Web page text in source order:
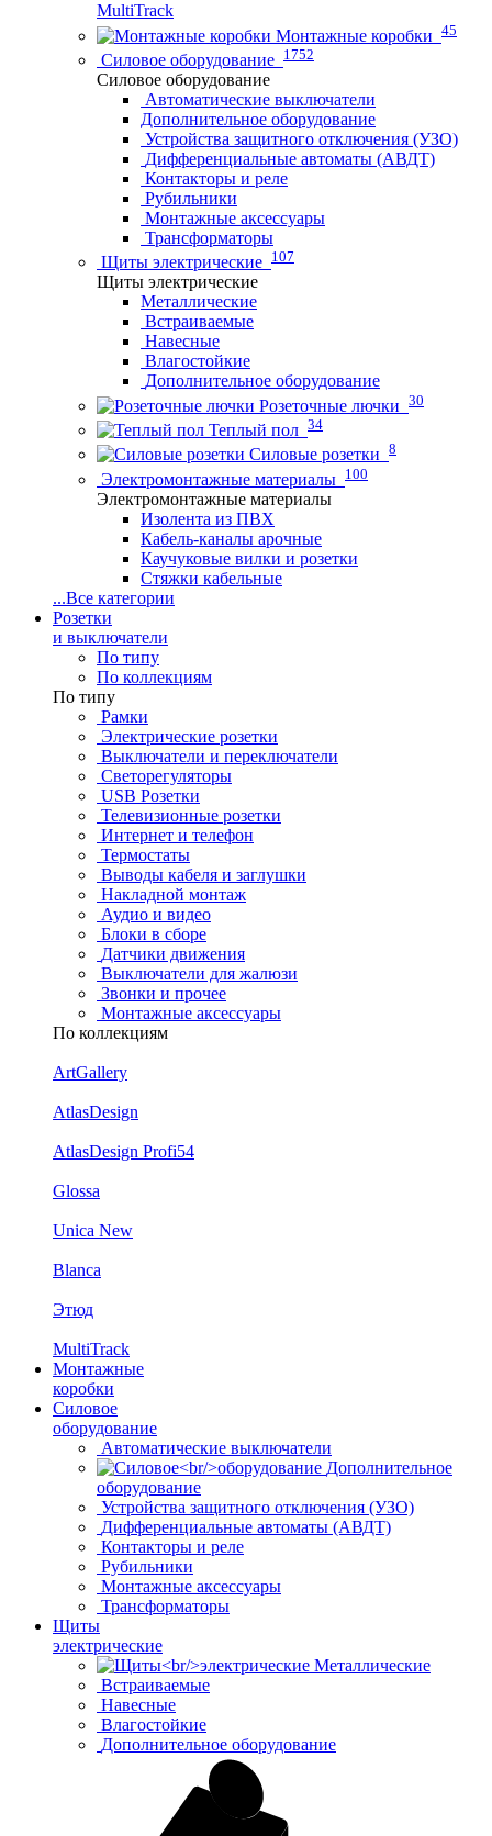
MultiTrack
Монтажные коробки 45
Силовое оборудование 1752
Силовое оборудование
Автоматические выключатели
Дополнительное оборудование
Устройства защитного отключения (УЗО)
Дифференциальные автоматы (АВДТ)
Контакторы и реле
Рубильники
Монтажные аксессуары
Трансформаторы
Щиты электрические 107
Щиты электрические
Металлические
Встраиваемые
Навесные
Влагостойкие
Дополнительное оборудование
Розеточные лючки 30
Теплый пол 34
Силовые розетки 8
Электромонтажные материалы 100
Электромонтажные материалы
Изолента из ПВХ
Кабель-каналы арочные
Каучуковые вилки и розетки
Стяжки кабельные
...Все категории
Розетки
и выключатели
По типу
По коллекциям
По типу
Рамки
Электрические розетки
Выключатели и переключатели
Светорегуляторы
USB Розетки
Телевизионные розетки
Интернет и телефон
Термостаты
Выводы кабеля и заглушки
Накладной монтаж
Аудио и видео
Блоки в сборе
Датчики движения
Выключатели для жалюзи
Звонки и прочее
Монтажные аксессуары
По коллекциям
ArtGallery
AtlasDesign
AtlasDesign Profi54
Glossa
Unica New
Blanca
Этюд
MultiTrack
Монтажные
коробки
Силовое
оборудование
Автоматические выключатели
Дополнительное
оборудование
Устройства защитного отключения (УЗО)
Дифференциальные автоматы (АВДТ)
Контакторы и реле
Рубильники
Монтажные аксессуары
Трансформаторы
Щиты
электрические
Металлические
Встраиваемые
Навесные
Влагостойкие
Дополнительное оборудование